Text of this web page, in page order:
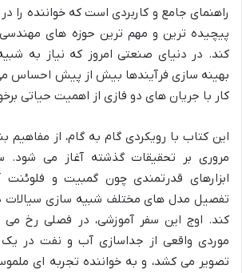
راهنمای جامع و کاربردی است که خواننده را
پیچیده ترین و مهم ترین حوزه های
کند. در دنیای صنعتی امروز که نیاز به
بهینه سازی فرآیندها بیش از پیش احساس
کار با جریان های دو فازی از اهمیت حیاتی
این کتاب با رویکردی گام به گام، از مفاهیم
مروری بر تحقیقات گذشته آغاز می شود.
ابزارهای قدرتمندی چون گمبیت و
تفصیل مدل های مختلف شبیه سازی سیالات
کند. اوج این سفر آموزشی، در فصلی رخ
موردی واقعی از جداسازی آب و نفت در
تصویر می کشد، و به خواننده تجربه ای